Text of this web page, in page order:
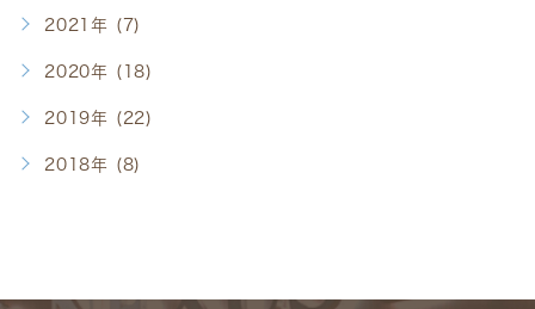
2021年 (7)
2020年 (18)
2019年 (22)
2018年 (8)